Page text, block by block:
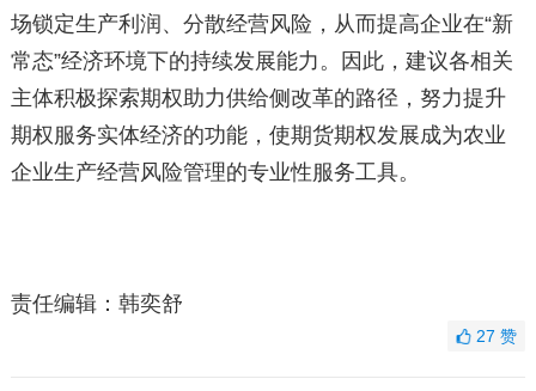
场锁定生产利润、分散经营风险，从而提高企业在“新
常态”经济环境下的持续发展能力。因此，建议各相关
主体积极探索期权助力供给侧改革的路径，努力提升
期权服务实体经济的功能，使期货期权发展成为农业
企业生产经营风险管理的专业性服务工具。
责任编辑：韩奕舒
27赞